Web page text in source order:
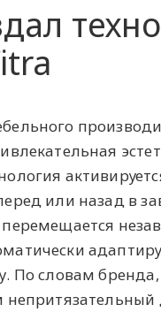
или назад в
По словам